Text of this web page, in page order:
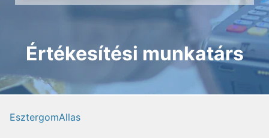
Értékesítési munkatárs
EsztergomAllas